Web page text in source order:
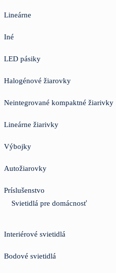
Lineárne
Iné
LED pásiky
Halogénové žiarovky
Neintegrované kompaktné žiarivky
Lineárne žiarivky
Výbojky
Autožiarovky
Príslušenstvo
Svietidlá pre domácnosť
Interiérové svietidlá
Bodové svietidlá